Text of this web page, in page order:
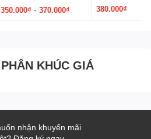
350.000₫ - 370.000₫ 380.000₫
KHÚC GIÁ
nhận khuyến mãi